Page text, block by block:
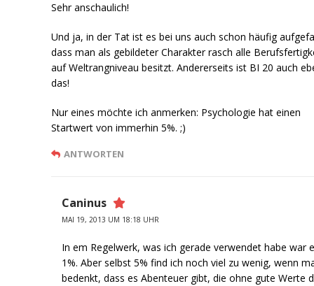
Sehr anschaulich!
Und ja, in der Tat ist es bei uns auch schon häufig
dass man als gebildeter Charakter rasch alle
auf Weltrangniveau besitzt. Andererseits ist BI 20 auch
das!
Nur eines möchte ich anmerken: Psychologie hat einen
Startwert von immerhin 5%. ;)
ANTWORTEN
Caninus
MAI 19, 2013 UM 18:18 UHR
In em Regelwerk, was ich gerade verwendet habe war
1%. Aber selbst 5% find ich noch viel zu wenig, wenn
bedenkt, dass es Abenteuer gibt, die ohne gute Werte